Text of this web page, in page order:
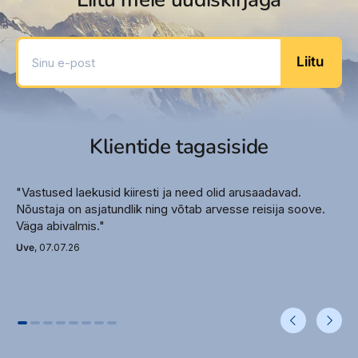
Coffee/tea maker
Connecting/adjoining rooms available
Daily housekeeping
Soundproofed rooms
Shower/tub combination
Free bottled water
Towels provided
Private bathroom
Bathrobes
Desk chair
Energy-saving switches
TV size: 36
Sinu e-post
Liitu
Klientide tagasiside
"Vastused laekusid kiiresti ja need olid arusaadavad.
Nõustaja on asjatundlik ning võtab arvesse reisija soove.
Väga abivalmis."
Uve, 07.07.26